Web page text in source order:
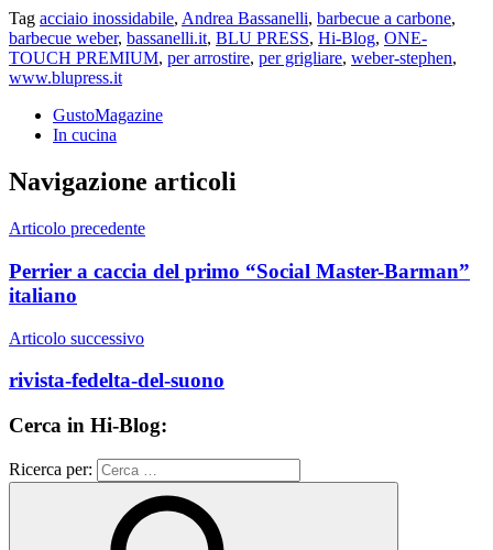
Tag acciaio inossidabile, Andrea Bassanelli, barbecue a carbone,
barbecue weber, bassanelli.it, BLU PRESS, Hi-Blog, ONE-
TOUCH PREMIUM, per arrostire, per grigliare, weber-stephen,
www.blupress.it
GustoMagazine
In cucina
Navigazione articoli
Articolo precedente
Perrier a caccia del primo “Social Master-Barman”
italiano
Articolo successivo
rivista-fedelta-del-suono
Cerca in Hi-Blog:
Ricerca per: